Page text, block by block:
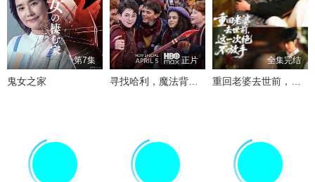
第7集
鬼女之家
正片
寻找哈利，魔法背后的匠心
全集完结
重回老婆去世前，这一次绝不放手